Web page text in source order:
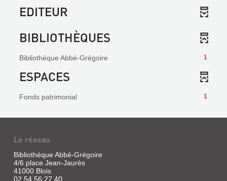
EDITEUR
BIBLIOTHÈQUES
1
Bibliothèque Abbé-Grégoire
ESPACES
1
Fonds patrimonial
Le réseau
Bibliothèque Abbé-Grégoire
4/6 place Jean-Jaurès
41000 Blois
02 54 56 27 40